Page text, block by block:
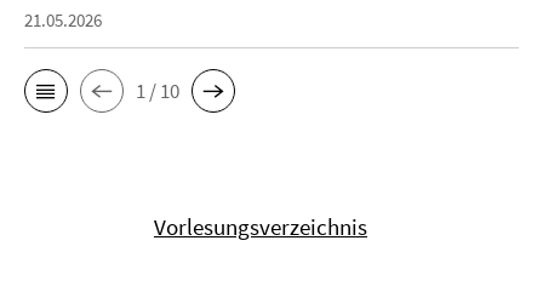
21.05.2026
1 / 10
Vorlesungsverzeichnis